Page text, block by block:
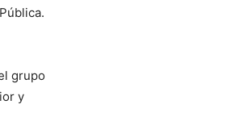
grupo
y